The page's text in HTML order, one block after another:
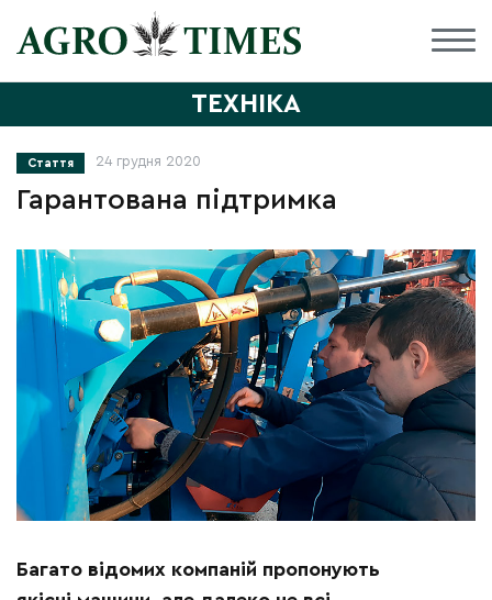
ТЕХНІКА
Стаття 24 грудня 2020
Гарантована підтримка
Багато відомих компаній пропонують